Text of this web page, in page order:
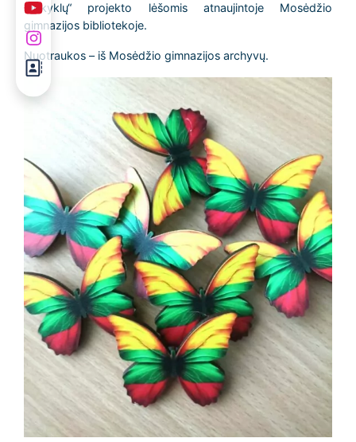
mokyklų“ projekto lėšomis atnaujintoje Mosėdžio
gimnazijos bibliotekoje.
Nuotraukos – iš Mosėdžio gimnazijos archyvų.